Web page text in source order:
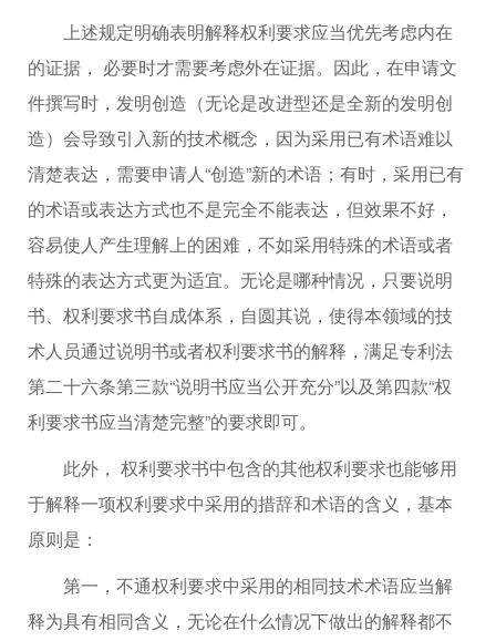
上述规定明确表明解释权利要求应当优先考虑内在
的证据， 必要时才需要考虑外在证据。因此，在申请文
件撰写时，发明创造（无论是改进型还是全新的发明创
造）会导致引入新的技术概念，因为采用已有术语难以
清楚表达，需要申请人“创造”新的术语；有时，采用已有
的术语或表达方式也不是完全不能表达，但效果不好，
容易使人产生理解上的困难，不如采用特殊的术语或者
特殊的表达方式更为适宜。无论是哪种情况，只要说明
书、权利要求书自成体系，自圆其说，使得本领域的技
术人员通过说明书或者权利要求书的解释，满足专利法
第二十六条第三款“说明书应当公开充分”以及第四款“权
利要求书应当清楚完整”的要求即可。
此外， 权利要求书中包含的其他权利要求也能够用
于解释一项权利要求中采用的措辞和术语的含义，基本
原则是：
第一，不通权利要求中采用的相同技术术语应当解
释为具有相同含义，无论在什么情况下做出的解释都不